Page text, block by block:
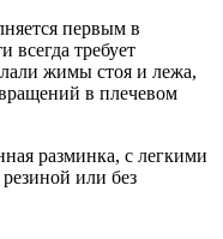
первым в
всегда требует
жимы стоя и лежа,
в плечевом
разминка, с легкими
или без